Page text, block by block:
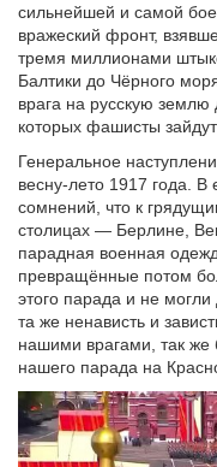
сильнейшей и самой
вражеский фронт,
тремя миллионами
Балтики до Чёрного
врага на русскую землю
которых фашисты
Генеральное
весну-лето 1917 года. В
сомнений, что к
столицах — Берлине,
парадная военная
превращённые потом
этого парада и не
та же ненависть и
нашими врагами, так же
нашего парада на